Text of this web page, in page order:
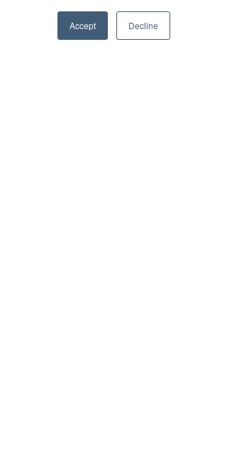
Accept Decline
Email Facebook